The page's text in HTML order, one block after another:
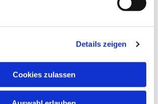
Details zeigen
Cookies zulassen
Accept cookies